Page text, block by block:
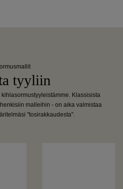
tyyliin
Klassisista
malleihin - on aika valmistaa
"tosirakkaudesta".